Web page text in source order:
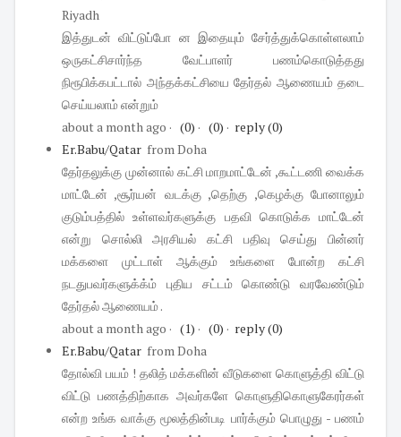
Riyadh
இத்துடன் விட்டுப்போ ன இதையும் சேர்த்துக்கொள்ளலாம்
ஒருகட்சிசார்ந்த வேட்பாளர் பணம்கொடுத்தது
நிரூபிக்கபட்டால் அந்தக்கட்சியை தேர்தல் ஆணையம் தடை
செய்யலாம் என்றும்
about a month ago · (0) · (0) · reply(0)
Er.Babu/Qatar from Doha
தேர்தலுக்கு முன்னால் கட்சி மாறமாட்டேன் ,கூட்டணி வைக்க
மாட்டேன் ,சூர்யன் வடக்கு ,தெற்கு ,கெழக்கு போனாலும்
குடும்பத்தில் உள்ளவர்களுக்கு பதவி கொடுக்க மாட்டேன்
என்று சொல்லி அரசியல் கட்சி பதிவு செய்து பின்னர்
மக்களை முட்டாள் ஆக்கும் உங்களை போன்ற கட்சி
நடதுபவர்களுக்க்ம் புதிய சட்டம் கொண்டு வரவேண்டும்
தேர்தல் ஆணையம் .
about a month ago · (1) · (0) · reply(0)
Er.Babu/Qatar from Doha
தோல்வி பயம் ! தலித் மக்களின் வீடுகளை கொளுத்தி விட்டு
விட்டு பணத்திற்காக அவர்களே கொளுதிகொளுகேரர்கள்
என்ற உங்க வாக்கு மூலத்தின்படி பார்க்கும் பொழுது - பணம்